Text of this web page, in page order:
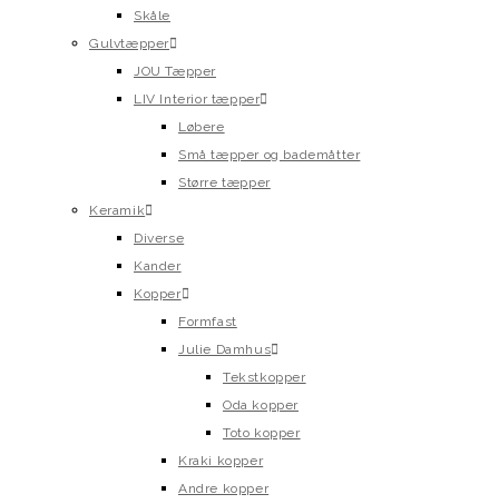
Skåle
Gulvtæpper
JOU Tæpper
LIV Interior tæpper
Løbere
Små tæpper og bademåtter
Større tæpper
Keramik
Diverse
Kander
Kopper
Formfast
Julie Damhus
Tekstkopper
Oda kopper
Toto kopper
Kraki kopper
Andre kopper